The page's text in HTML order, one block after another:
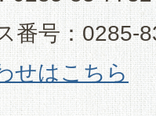
番号：0285-
せはこちら